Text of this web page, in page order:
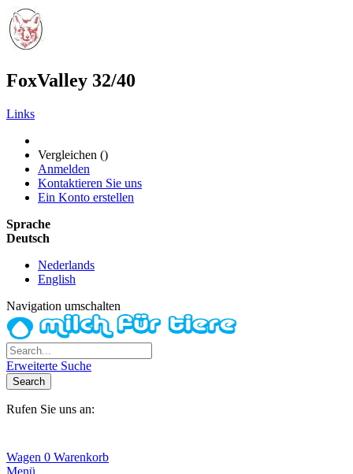
FoxValley 32/40
Links
Vergleichen ()
Anmelden
Kontaktieren Sie uns
Ein Konto erstellen
Sprache
Deutsch
Nederlands
English
Navigation umschalten
Erweiterte Suche
Search
Rufen Sie uns an:
Wagen 0 Warenkorb
Menü